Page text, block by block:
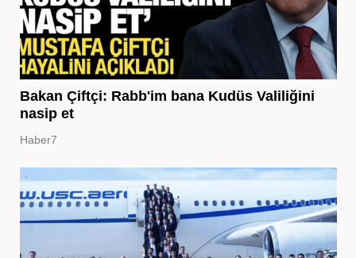
Bakan Çiftçi: Rabb'im bana Kudüs Valiliğini
nasip et
Haber7